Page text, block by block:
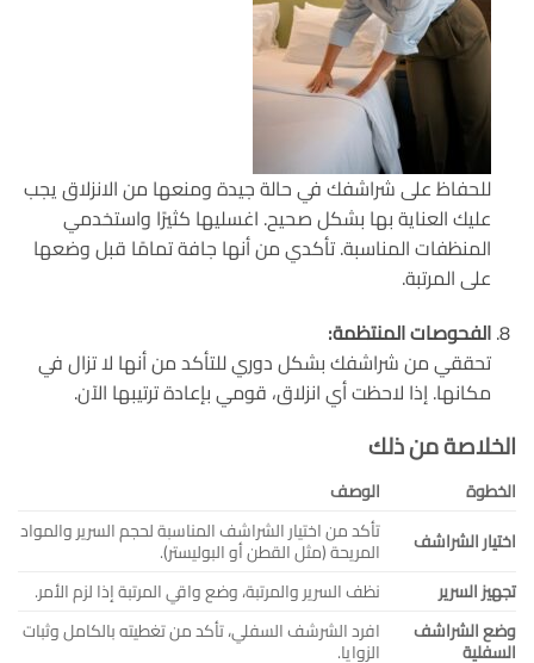
للحفاظ على شراشفك في حالة جيدة ومنعها من الانزلاق يجب
عليك العناية بها بشكل صحيح. اغسليها كثيرًا واستخدمي
المنظفات المناسبة. تأكدي من أنها جافة تمامًا قبل وضعها
على المرتبة.
الفحوصات المنتظمة:
تحققي من شراشفك بشكل دوري للتأكد من أنها لا تزال في
مكانها. إذا لاحظت أي انزلاق، قومي بإعادة ترتيبها الآن.
الخلاصة من ذلك
الخطوة
الوصف
اختيار الشراشف
تأكد من اختيار الشراشف المناسبة لحجم السرير والمواد
المريحة (مثل القطن أو البوليستر).
تجهيز السرير
نظف السرير والمرتبة، وضع واقي المرتبة إذا لزم الأمر.
وضع الشراشف
السفلية
افرد الشرشف السفلي، تأكد من تغطيته بالكامل وثبات
الزوايا.